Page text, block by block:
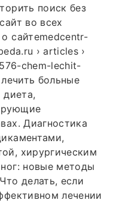
поиск без
во всех
о сайтеmedcentr-
› articles ›
chem-lechit-
больные
диета,
Диагностика
хирургическим
новые методы
делать, если
лечении